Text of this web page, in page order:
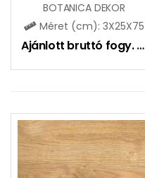
BOTANICA DEKOR
Méret (cm): 3X25X75
Ajánlott bruttó fogy. ár: